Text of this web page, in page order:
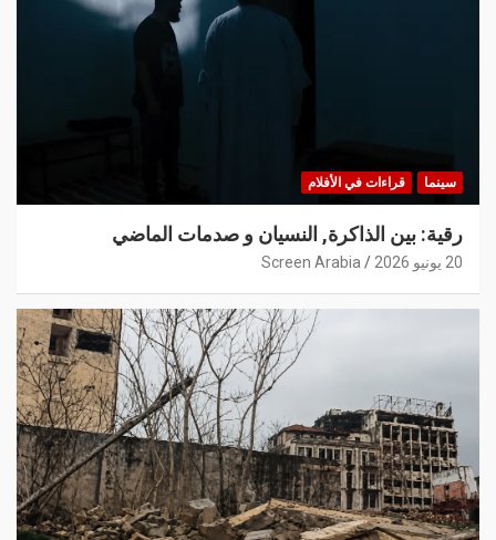
سينما قراءات في الأفلام
رقية: بين الذاكرة, النسيان و صدمات الماضي
20 يونيو 2026 Screen Arabia